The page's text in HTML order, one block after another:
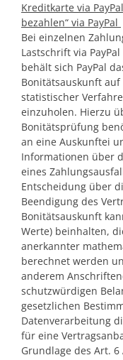
Kreditkarte via
bezahlen“ via PayPal
Bei einzelnen
Lastschrift via
behält sich PayPal
Bonitätsauskunft
statistischer
einzuholen. Hierzu
Bonitätsprüfung
an eine Auskunftei
Informationen über
eines
Entscheidung über
Beendigung des
Bonitätsauskunft
Werte) beinhalten,
anerkannter
berechnet werden
anderem
schutzwürdigen
gesetzlichen
Datenverarbeitung
für eine
Grundlage des Art. 6